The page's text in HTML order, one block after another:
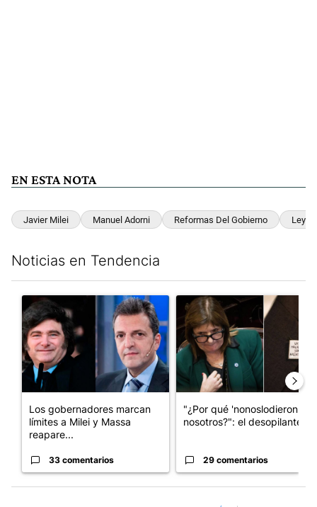
EN ESTA NOTA
Javier Milei Manuel Adorni Reformas Del Gobierno Ley
Noticias en Tendencia
Un artículo de tendencia con el título "Los gobernadores
Los gobernadores marcan
límites a Milei y Massa
reapare...
33 comentarios
Un artículo de tendencia
"¿Por qué 'nonoslodieron' a
nosotros?": el desopilante ...
29 comentarios